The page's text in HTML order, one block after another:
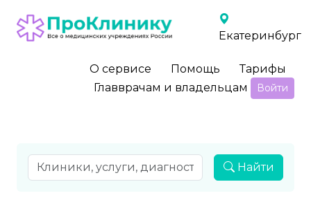
Екатеринбург
О сервисе Помощь
Тарифы
Главврачам и владельцам
Войти
Найти